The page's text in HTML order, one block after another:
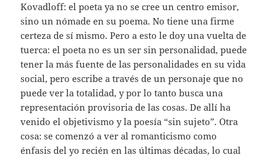
Kovadloff: el poeta ya no se cree un centro emisor,
sino un nómade en su poema. No tiene una firme
certeza de sí mismo. Pero a esto le doy una vuelta de
tuerca: el poeta no es un ser sin personalidad, puede
tener la más fuente de las personalidades en su vida
social, pero escribe a través de un personaje que no
puede ver la totalidad, y por lo tanto busca una
representación provisoria de las cosas. De allí ha
venido el objetivismo y la poesía “sin sujeto”. Otra
cosa: se comenzó a ver al romanticismo como
énfasis del yo recién en las últimas décadas, lo cual